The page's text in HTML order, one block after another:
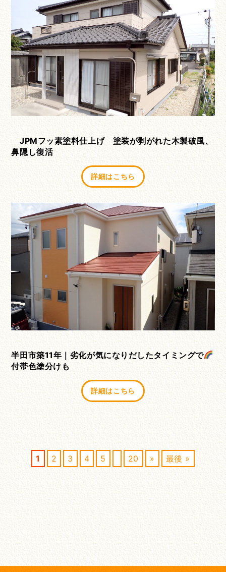
JPMフッ素塗料仕上げ 塗装が剥がれた木製破風、
鼻隠し復活
詳細はこちら
半田市築11年｜劣化が気になりだしたタイミングで
付帯色塗分けも
詳細はこちら
1 2 3 4 5 20 » 最後 »